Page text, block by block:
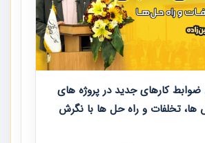
کارهای جدید در پروژه های
ها، تخلفات و راه حل ها با نگرش